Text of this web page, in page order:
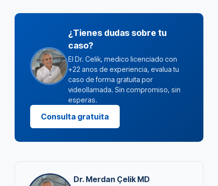
¿Tienes dudas sobre tu
caso?
El Dr. Celik, medico licenciado con
+22 anos de experiencia, evalua tu
caso de forma gratuita por
videollamada. Sin compromiso, sin
esperas.
Consulta gratuita
Dr. Merdan Çelik MD